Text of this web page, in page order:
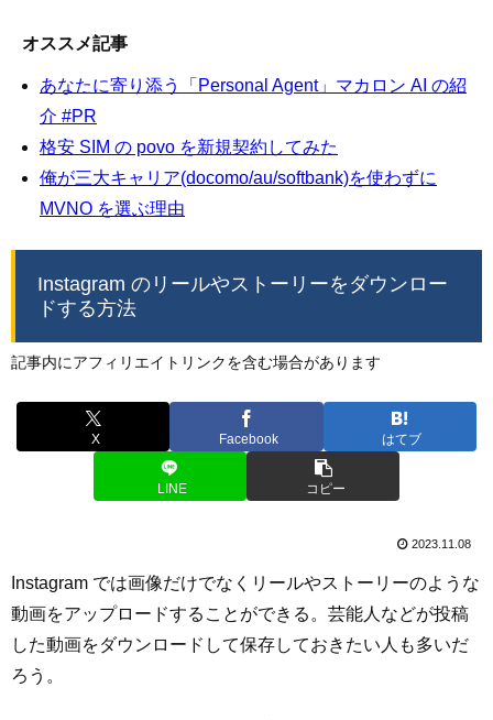
オススメ記事
あなたに寄り添う「Personal Agent」マカロン AI の紹
介 #PR
格安 SIM の povo を新規契約してみた
俺が三大キャリア(docomo/au/softbank)を使わずに
MVNO を選ぶ理由
Instagram のリールやストーリーをダウンロー
ドする方法
記事内にアフィリエイトリンクを含む場合があります
X Facebook はてブ
LINE コピー
2023.11.08
Instagram では画像だけでなくリールやストーリーのような
動画をアップロードすることができる。芸能人などが投稿
した動画をダウンロードして保存しておきたい人も多いだ
ろう。